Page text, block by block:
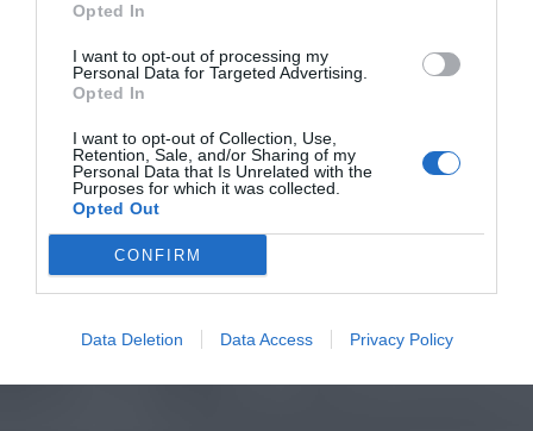
Opted In
I want to opt-out of processing my
Personal Data for Targeted Advertising.
Opted In
I want to opt-out of Collection, Use,
Retention, Sale, and/or Sharing of my
Personal Data that Is Unrelated with the
Purposes for which it was collected.
Opted Out
CONFIRM
Data Deletion Data Access Privacy Policy